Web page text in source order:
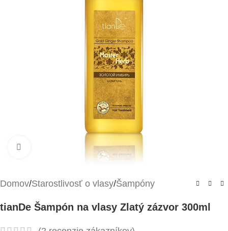
Kliknite pre zväčšenie
Domov/Starostlivosť o vlasy/Šampóny
tianDe Šampón na vlasy Zlatý zázvor 300ml